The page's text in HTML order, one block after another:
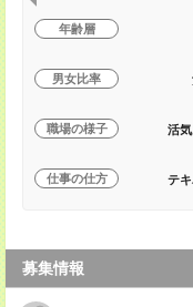
年齢層
男女比率
職場の様子 活気
仕事の仕方 テ
募集情報